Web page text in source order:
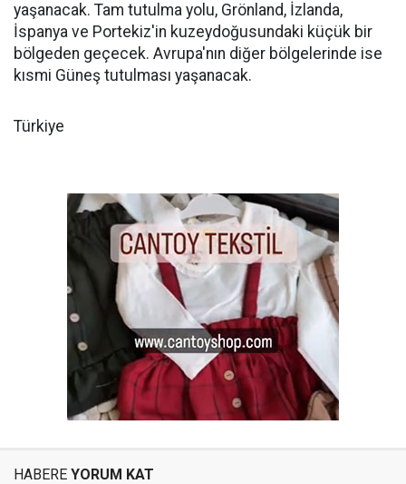
yaşanacak. Tam tutulma yolu, Grönland, İzlanda,
İspanya ve Portekiz'in kuzeydoğusundaki küçük bir
bölgeden geçecek. Avrupa'nın diğer bölgelerinde ise
kısmi Güneş tutulması yaşanacak.
Türkiye
HABERE YORUM KAT